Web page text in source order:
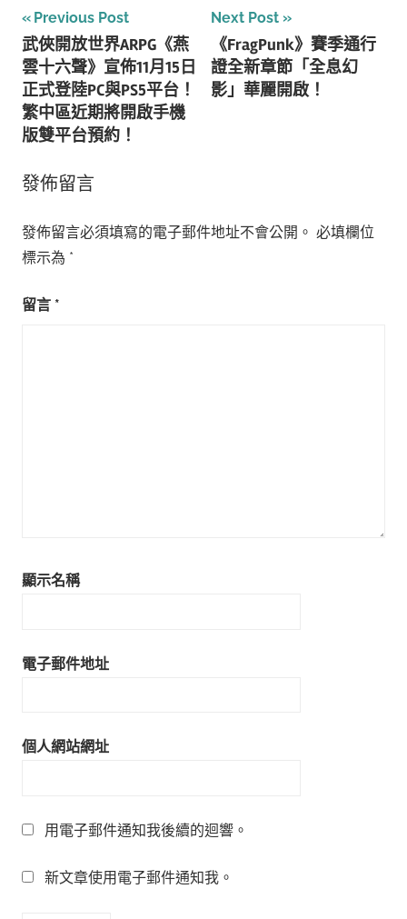
文
章
導
覽
Previous Post
武俠開放世界ARPG《燕
雲十六聲》宣佈11月15日
正式登陸PC與PS5平台！
繁中區近期將開啟手機
版雙平台預約！
Next Post
《FragPunk》賽季通行
證全新章節「全息幻
影」華麗開啟！
發佈留言
發佈留言必須填寫的電子郵件地址不會公開。 必填欄位
標示為 *
留言 *
顯示名稱
電子郵件地址
個人網站網址
用電子郵件通知我後續的迴響。
新文章使用電子郵件通知我。